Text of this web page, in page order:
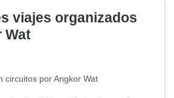
viajes organizados
Wat
circuitos por Angkor Wat